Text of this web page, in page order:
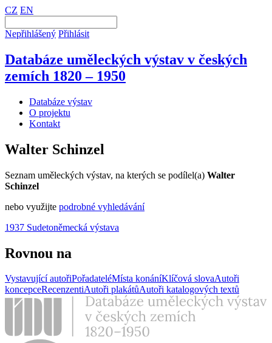
CZ EN
Nepřihlášený Přihlásit
Databáze uměleckých výstav v českých
zemích 1820 – 1950
Databáze výstav
O projektu
Kontakt
Walter Schinzel
Seznam uměleckých výstav, na kterých se podílel(a) Walter
Schinzel
nebo využijte podrobné vyhledávání
1937 Sudetoněmecká výstava
Rovnou na
Vystavující autořiPořadateléMísta konáníKlíčová slovaAutoři
koncepceRecenzentiAutoři plakátůAutoři katalogových textů